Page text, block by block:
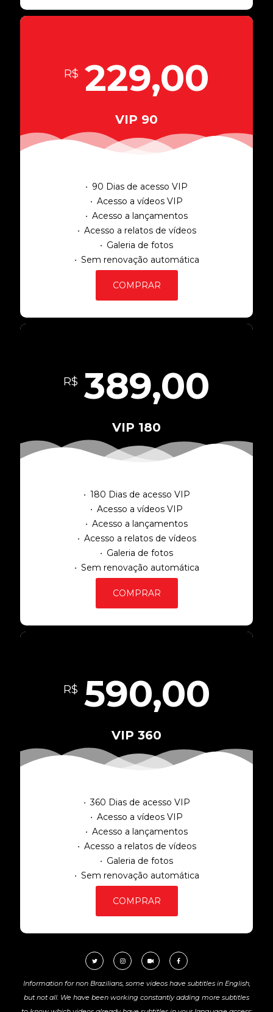
R$ 229,00
VIP 90
90 Dias de acesso VIP
Acesso a vídeos VIP
Acesso a lançamentos
Acesso a relatos de vídeos
Galeria de fotos
Sem renovação automática
COMPRAR
R$ 389,00
VIP 180
180 Dias de acesso VIP
Acesso a vídeos VIP
Acesso a lançamentos
Acesso a relatos de vídeos
Galeria de fotos
Sem renovação automática
COMPRAR
R$ 590,00
VIP 360
360 Dias de acesso VIP
Acesso a vídeos VIP
Acesso a lançamentos
Acesso a relatos de vídeos
Galeria de fotos
Sem renovação automática
COMPRAR
Information for non Brazilians, some videos have subtitles in English,
but not all. We have been working constantly adding more subtitles